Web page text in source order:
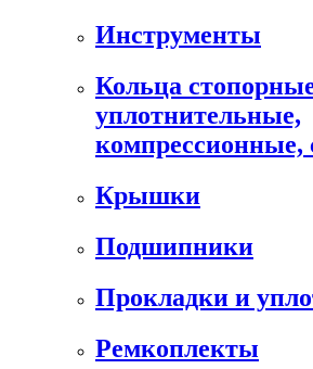
Инструменты
Кольца
уплотнительные,
компрессионные,
Крышки
Подшипники
Прокладки и
Ремкоплекты